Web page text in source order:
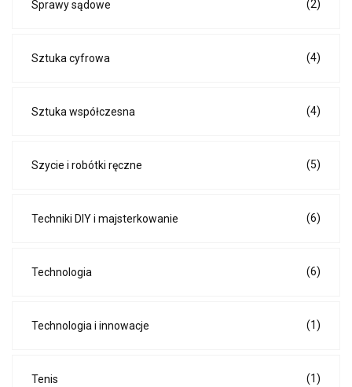
Sprawy sądowe (2)
Sztuka cyfrowa (4)
Sztuka współczesna (4)
Szycie i robótki ręczne (5)
Techniki DIY i majsterkowanie (6)
Technologia (6)
Technologia i innowacje (1)
Tenis (1)